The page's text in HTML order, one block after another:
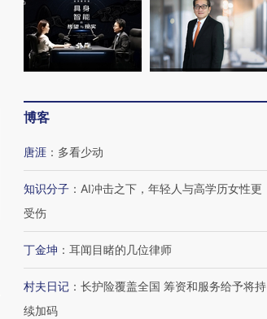
博客
唐涯 ： 多看少动
知识分子 ： AI冲击之下，年轻人与高学历女性更
受伤
丁金坤 ： 耳闻目睹的几位律师
村夫日记 ： 长护险覆盖全国 筹资和服务给予将持
续加码